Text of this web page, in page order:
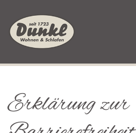
Hauptnavigation
Footernavigation
Erklärung zur